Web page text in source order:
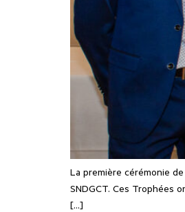
La première cérémonie
SNDGCT. Ces Trophées
[…]